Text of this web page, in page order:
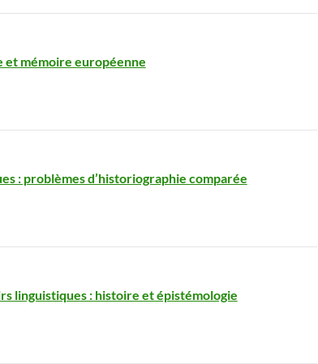
et mémoire européenne
: problèmes d’historiographie comparée
linguistiques : histoire et épistémologie